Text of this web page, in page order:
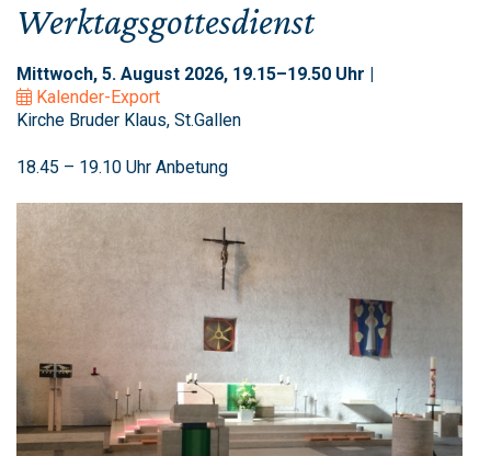
Werktagsgottesdienst
Mittwoch, 5. August 2026, 19.15–19.50 Uhr |
Kalender-Export
Kirche Bruder Klaus, St.Gallen
18.45 – 19.10 Uhr Anbetung